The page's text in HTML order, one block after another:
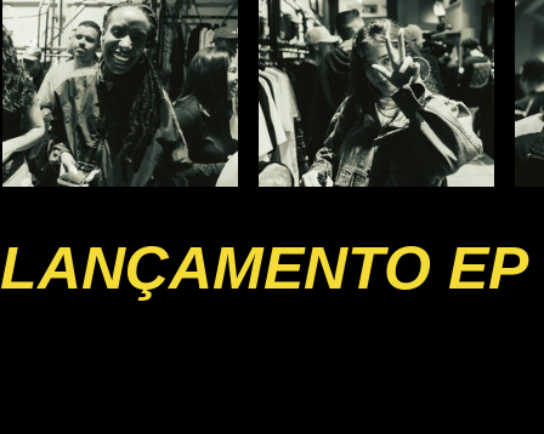
LANÇAMENTO